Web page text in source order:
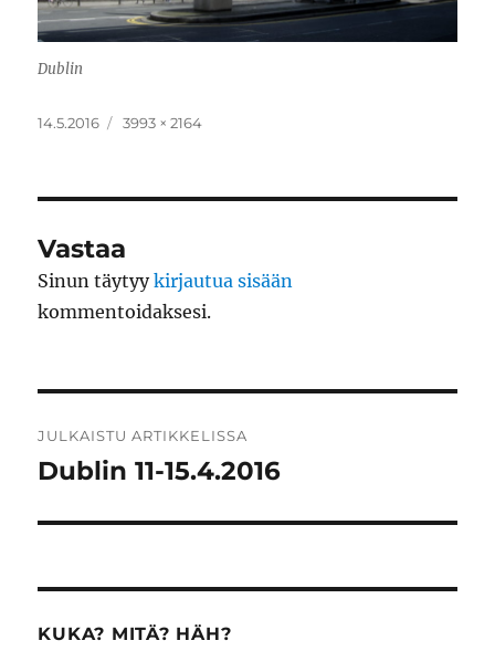
Dublin
Julkaistu
14.5.2016 Täysikokoinen
3993 × 2164
Vastaa
Sinun täytyykirjautua sisään
kommentoidaksesi.
selaus
JULKAISTU ARTIKKELISSA
Dublin 11-15.4.2016
KUKA? MITÄ? HÄH?